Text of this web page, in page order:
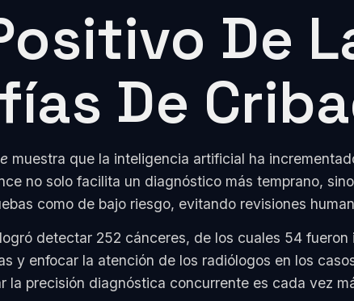
De
De
muestra que la inteligencia artificial ha
no solo facilita un diagnóstico más temprano,
como de bajo riesgo, evitando revisiones
detectar 252 cánceres, de los cuales 54
y enfocar la atención de los radiólogos en los
la precisión diagnóstica concurrente es cada vez